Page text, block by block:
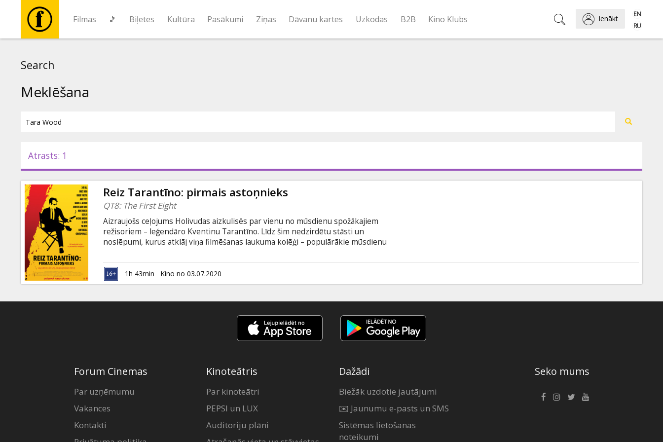
Filmas 🎵 Biļetes Kultūra Pasākumi Ziņas Dāvanu kartes Uzkodas B2B Kino Klubs Ienākt
Pasākumi
Ziņas
Dāvanu
kartes
Uzkodas
B2B
Search
Meklēšana
Atrasts: 1
Reiz Tarantīno: pirmais astoņnieks
QT8: The First Eight
Aizraujošs ceļojums Holivudas aizkulisēs par vienu no mūsdienu spožākajiem
režisoriem – leģendāro Kventinu Tarantīno. Līdz šim nedzirdētu stāsti un
noslēpumi, kurus atklāj viņa filmēšanas laukuma kolēģi – populārākie mūsdienu
1h 43min Kino no 03.07.2020
Forum Cinemas
Par uzņēmumu
Vakances
Kontakti
Kinoteātris
Par kinoteātri
PEPSI un LUX
Auditoriju plāni
Dažādi
Biežāk uzdotie jautājumi
✉️ Jaunumu e-pasts un SMS
Sistēmas lietošanas
noteikumi
Seko mums